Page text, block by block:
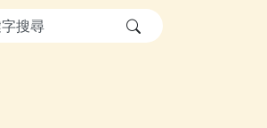
送出文章關鍵字查